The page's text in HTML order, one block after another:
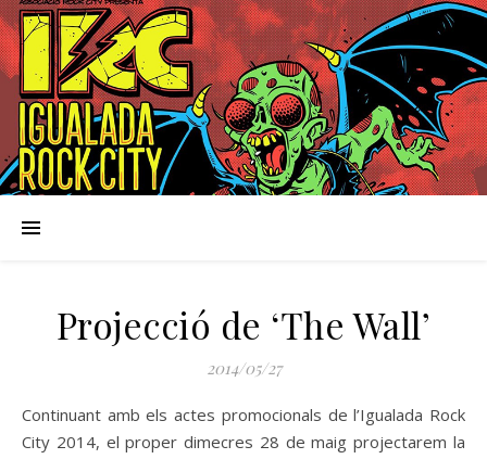
Projecció de ‘The Wall’
2014/05/27
Continuant amb els actes promocionals de l’Igualada Rock
City 2014, el proper dimecres 28 de maig projectarem la